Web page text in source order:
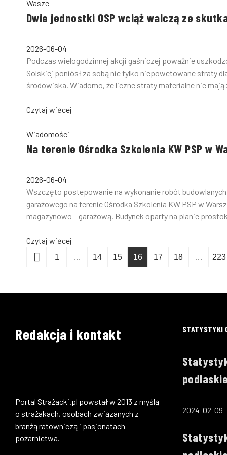
Wasze
Dwie jednostki OSP wciąż walczą ze
2026-06-04
Podczas wielogodzinnej akcji gaśniczej poważnie
Solskiej poniósł za sobą nie tylko niepowetowane straty
środowiska. Wiadomo, że liczne straty materialne nie
Czytaj więcej
Wiadomości
Na terenie Ośrodka Szkolenia KW PSP w
2026-06-04
Wszczęto postepowanie na wykonanie robót
garażowego na terenie Ośrodka Szkolenia KW PSP w
magazynowo – garażową. Budynek oparty na planie
Czytaj więcej
1 … 14 15 16 17 18 … 223
Redakcja i kontakt
Portal Strażacki.pl powstał w 2013 z myślą
o strażakach, osobach związanych z
branżą ratowniczą i pasjonatach
pożarnictwa.
STATYSTYKI
2024-02-09